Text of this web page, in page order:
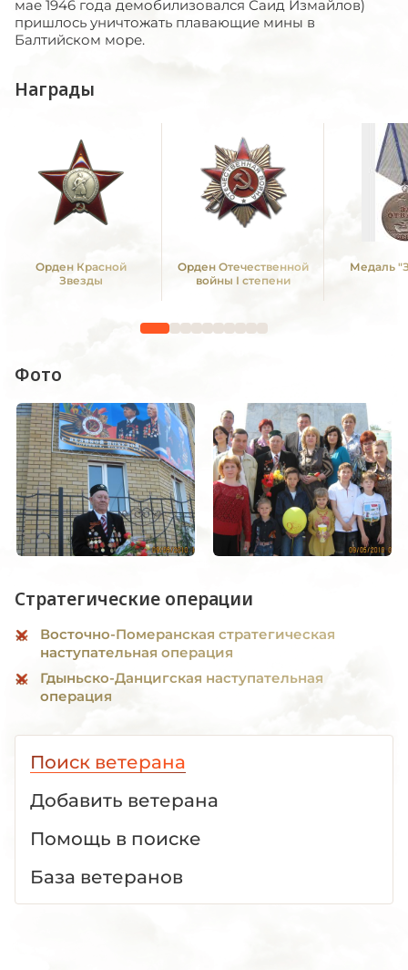
мае 1946 года демобилизовался Саид Измайлов)
пришлось уничтожать плавающие мины в
Балтийском море.
Награды
Орден Красной
Звезды
Орден Отечественной
войны I степени
Медаль
Фото
Стратегические операции
Восточно-Померанская стратегическая
наступательная операция
Гдыньско-Данцигская наступательная
операция
Поиск ветерана
Добавить ветерана
Помощь в поиске
База ветеранов